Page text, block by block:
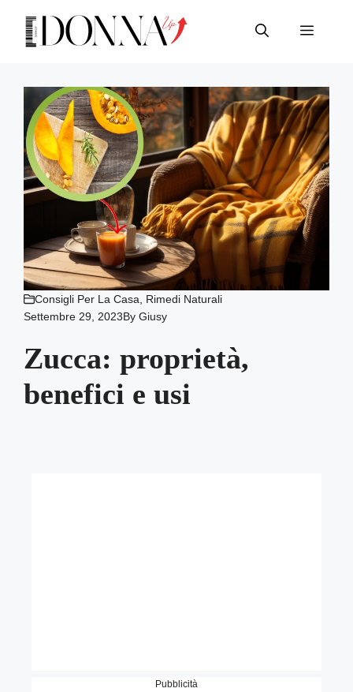
contenuto
Menu
Consigli Per La Casa, Rimedi Naturali
Settembre 29, 2023ByGiusy
Zucca: proprietà,
benefici e usi
Pubblicità